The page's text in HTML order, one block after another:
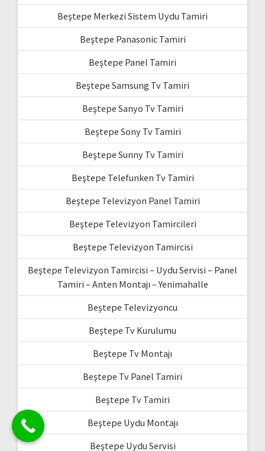
Beştepe Merkezi Sistem Uydu Tamiri
Beştepe Panasonic Tamiri
Beştepe Panel Tamiri
Beştepe Samsung Tv Tamiri
Beştepe Sanyo Tv Tamiri
Beştepe Sony Tv Tamiri
Beştepe Sunny Tv Tamiri
Beştepe Telefunken Tv Tamiri
Beştepe Televizyon Panel Tamiri
Beştepe Televizyon Tamircileri
Beştepe Televizyon Tamircisi
Beştepe Televizyon Tamircisi – Uydu Servisi – Panel
Tamiri – Anten Montajı – Yenimahalle
Beştepe Televizyoncu
Beştepe Tv Kurulumu
Beştepe Tv Montajı
Beştepe Tv Panel Tamiri
Beştepe Tv Tamiri
Beştepe Uydu Montajı
Beştepe Uydu Servisi